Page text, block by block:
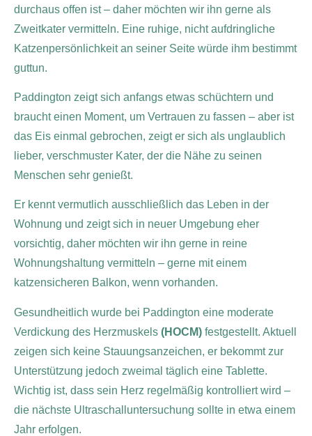
durchaus offen ist – daher möchten wir ihn gerne als
Zweitkater vermitteln. Eine ruhige, nicht aufdringliche
Katzenpersönlichkeit an seiner Seite würde ihm bestimmt
guttun.
Paddington zeigt sich anfangs etwas schüchtern und
braucht einen Moment, um Vertrauen zu fassen – aber ist
das Eis einmal gebrochen, zeigt er sich als unglaublich
lieber, verschmuster Kater, der die Nähe zu seinen
Menschen sehr genießt.
Er kennt vermutlich ausschließlich das Leben in der
Wohnung und zeigt sich in neuer Umgebung eher
vorsichtig, daher möchten wir ihn gerne in reine
Wohnungshaltung vermitteln – gerne mit einem
katzensicheren Balkon, wenn vorhanden.
Gesundheitlich wurde bei Paddington eine moderate
Verdickung des Herzmuskels (HOCM) festgestellt. Aktuell
zeigen sich keine Stauungsanzeichen, er bekommt zur
Unterstützung jedoch zweimal täglich eine Tablette.
Wichtig ist, dass sein Herz regelmäßig kontrolliert wird –
die nächste Ultraschalluntersuchung sollte in etwa einem
Jahr erfolgen.